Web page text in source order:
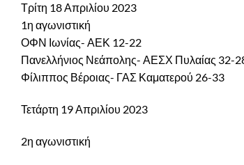
Τρίτη 18 Απριλίου 2023
1η αγωνιστική
ΟΦΝ Ιωνίας- ΑΕΚ 12-22
Πανελλήνιος Νεάπολης- ΑΕΣΧ Πυλαίας 32-
Φίλιππος Βέροιας- ΓΑΣ Καματερού 26-33
Τετάρτη 19 Απριλίου 2023
2η αγωνιστική